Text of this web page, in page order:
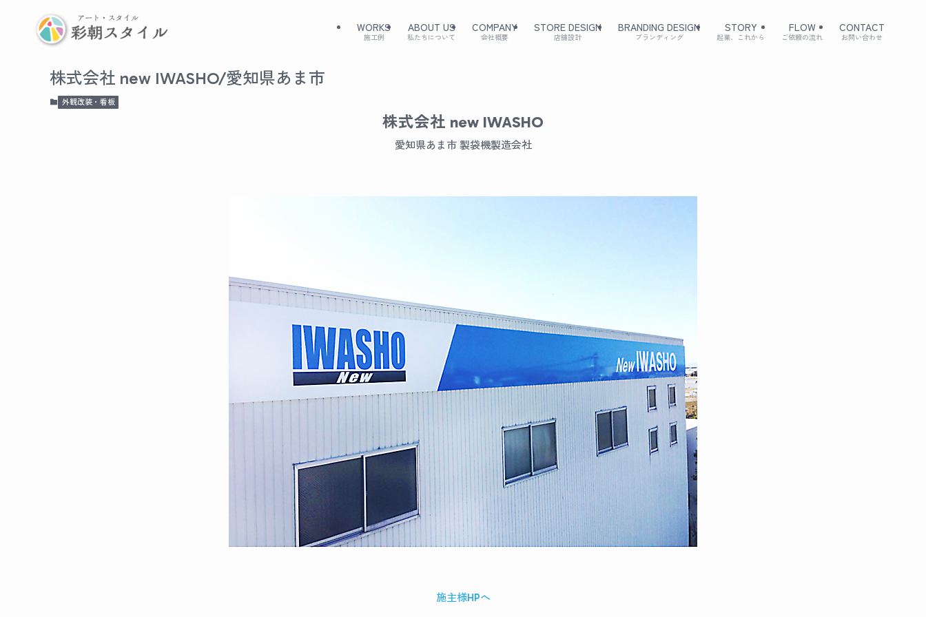
WORKS
施工例
ABOUT US
私たちについて
COMPANY
会社概要
STORE DESIGN
店舗設計
BRANDING DESIGN
ブランディング
STORY
起業、これから
FLOW
ご依頼の流れ
CONTACT
お問い合わせ
株式会社 new IWASHO/愛知県あま市
外観改装・看板
株式会社 new IWASHO
愛知県あま市 製袋機製造会社
施主様HPへ